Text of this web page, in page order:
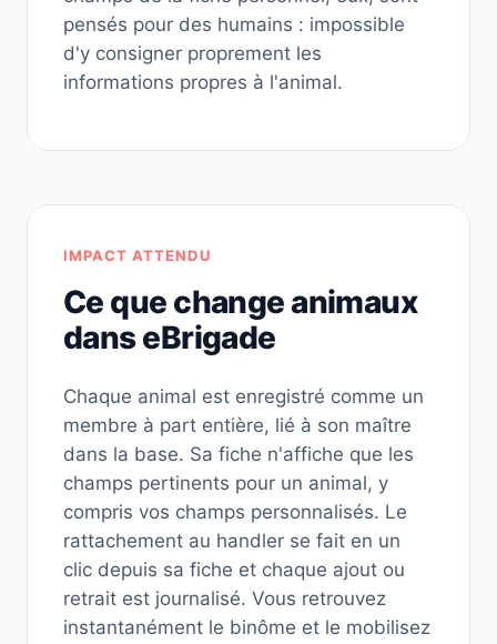
pensés pour des humains : impossible
d'y consigner proprement les
informations propres à l'animal.
IMPACT ATTENDU
Ce que change animaux
dans eBrigade
Chaque animal est enregistré comme un
membre à part entière, lié à son maître
dans la base. Sa fiche n'affiche que les
champs pertinents pour un animal, y
compris vos champs personnalisés. Le
rattachement au handler se fait en un
clic depuis sa fiche et chaque ajout ou
retrait est journalisé. Vous retrouvez
instantanément le binôme et le mobilisez